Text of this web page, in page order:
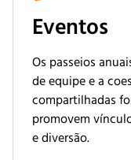
Eventos
Os passeios
de equipe e a
compartilhadas
promovem
e diversão.